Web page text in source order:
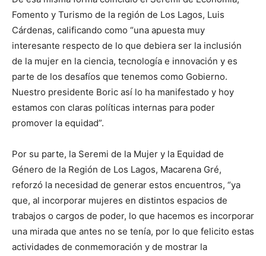
Fomento y Turismo de la región de Los Lagos, Luis
Cárdenas, calificando como “una apuesta muy
interesante respecto de lo que debiera ser la inclusión
de la mujer en la ciencia, tecnología e innovación y es
parte de los desafíos que tenemos como Gobierno.
Nuestro presidente Boric así lo ha manifestado y hoy
estamos con claras políticas internas para poder
promover la equidad”.
Por su parte, la Seremi de la Mujer y la Equidad de
Género de la Región de Los Lagos, Macarena Gré,
reforzó la necesidad de generar estos encuentros, “ya
que, al incorporar mujeres en distintos espacios de
trabajos o cargos de poder, lo que hacemos es incorporar
una mirada que antes no se tenía, por lo que felicito estas
actividades de conmemoración y de mostrar la